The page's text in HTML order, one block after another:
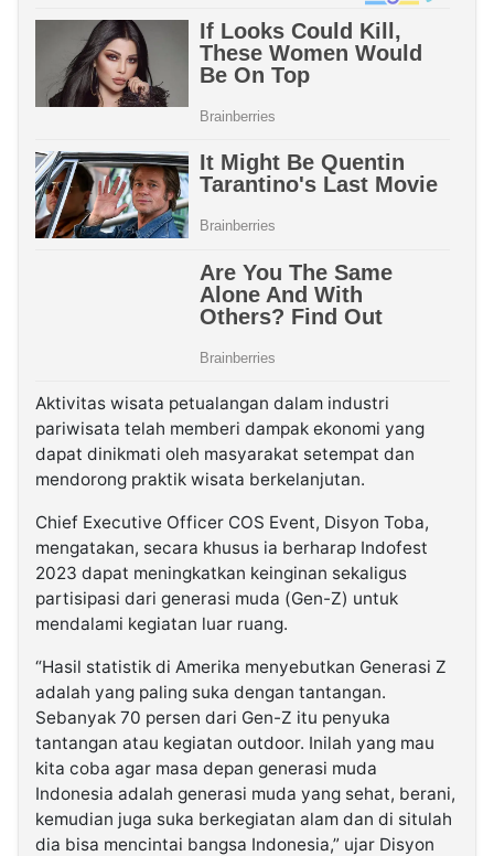
Aktivitas wisata petualangan dalam industri
pariwisata telah memberi dampak ekonomi yang
dapat dinikmati oleh masyarakat setempat dan
mendorong praktik wisata berkelanjutan.
Chief Executive Officer COS Event, Disyon Toba,
mengatakan, secara khusus ia berharap Indofest
2023 dapat meningkatkan keinginan sekaligus
partisipasi dari generasi muda (Gen-Z) untuk
mendalami kegiatan luar ruang.
“Hasil statistik di Amerika menyebutkan Generasi Z
adalah yang paling suka dengan tantangan.
Sebanyak 70 persen dari Gen-Z itu penyuka
tantangan atau kegiatan outdoor. Inilah yang mau
kita coba agar masa depan generasi muda
Indonesia adalah generasi muda yang sehat, berani,
kemudian juga suka berkegiatan alam dan di situlah
dia bisa mencintai bangsa Indonesia,” ujar Disyon